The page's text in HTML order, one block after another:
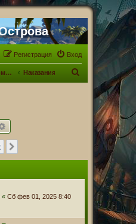
Вход
Регистрация
Информационный раздел Наказания
« Сб фев 01, 2025 8:40